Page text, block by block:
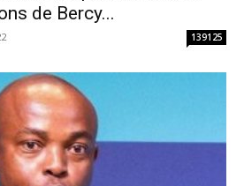
de Bercy...
139125